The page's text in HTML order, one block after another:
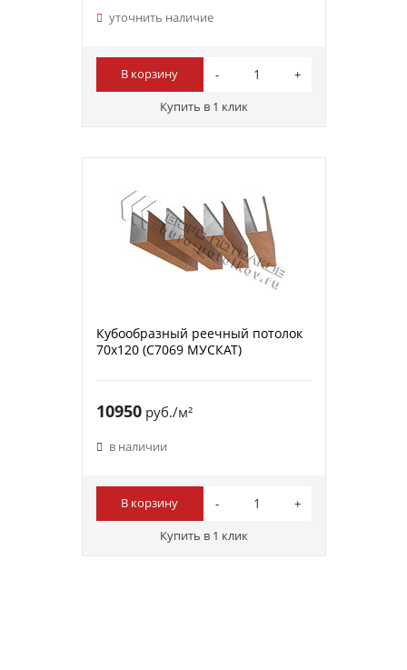
уточнить наличие
В корзину
Купить в 1 клик
Кубообразный реечный потолок
70х120 (C7069 МУСКАТ)
10950руб./м²
в наличии
В корзину
Купить в 1 клик